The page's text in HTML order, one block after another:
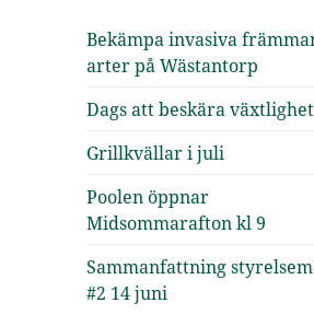
Bekämpa invasiva
arter på Wästantorp
Dags att beskära
Grillkvällar i juli
Poolen öppnar
Midsommarafton kl 9
Sammanfattning
#2 14 juni